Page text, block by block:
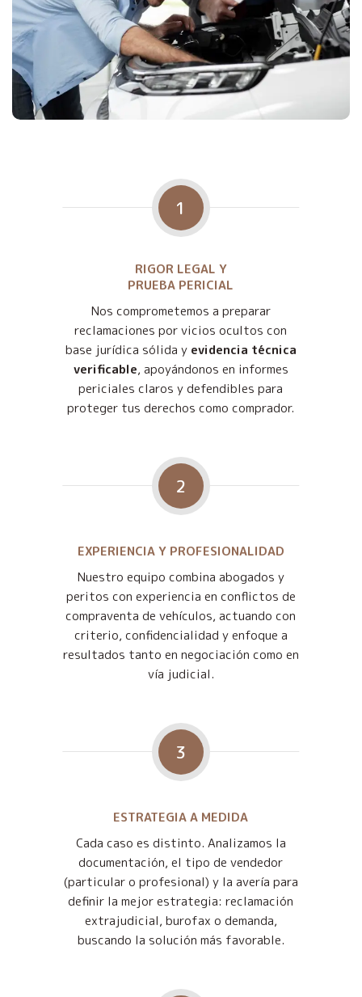
1
RIGOR LEGAL Y
PRUEBA PERICIAL
Nos comprometemos a preparar
reclamaciones por vicios ocultos con
base jurídica sólida y evidencia técnica
verificable, apoyándonos en informes
periciales claros y defendibles para
proteger tus derechos como comprador.
2
EXPERIENCIA Y PROFESIONALIDAD
Nuestro equipo combina abogados y
peritos con experiencia en conflictos de
compraventa de vehículos, actuando con
criterio, confidencialidad y enfoque a
resultados tanto en negociación como en
vía judicial.
3
ESTRATEGIA A MEDIDA
Cada caso es distinto. Analizamos la
documentación, el tipo de vendedor
(particular o profesional) y la avería para
definir la mejor estrategia: reclamación
extrajudicial, burofax o demanda,
buscando la solución más favorable.